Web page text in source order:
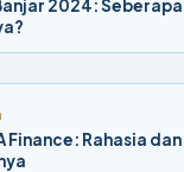
2024:
Finance: Rahasia